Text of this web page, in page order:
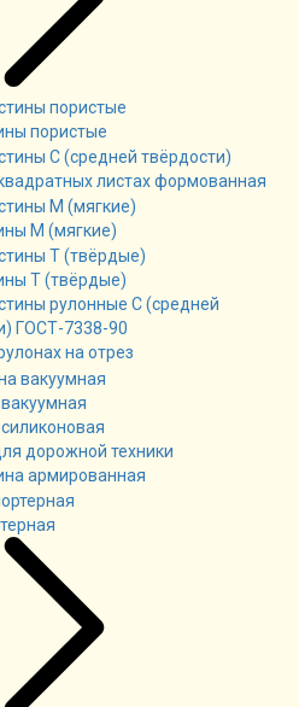
пористые
листах формованная
М (мягкие)
Т (твёрдые)
на отрез
дорожной техники
армированная